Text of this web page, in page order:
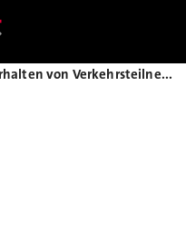
Wie KI das Verhalten von Verkehrsteilnehmern antizipiert